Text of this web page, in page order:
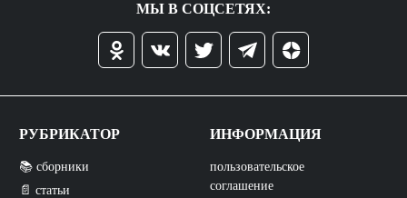
МЫ В СОЦСЕТЯХ:
РУБРИКАТОР
📚 сборники
📄 статьи
ИНФОРМАЦИЯ
пользовательское
соглашение